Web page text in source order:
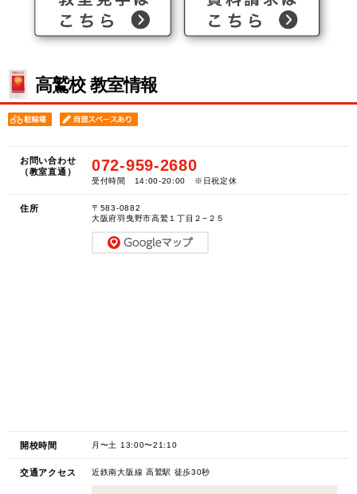
高鷲校 教室情報
お問い合わせ
（教室直通）
072-959-2680
受付時間 14:00-20:00 ※日祝定休
住所
〒583-0882
大阪府羽曳野市高鷲１丁目２−２５
開校時間 月〜土 13:00〜21:10
交通アクセス 近鉄南大阪線 高鷲駅 徒歩30秒